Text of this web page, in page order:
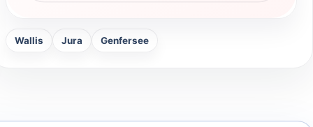
Wallis Jura Genfersee